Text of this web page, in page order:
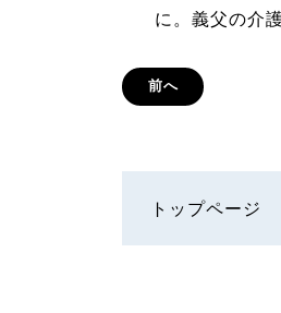
に。義父の介
前へ
トップページ